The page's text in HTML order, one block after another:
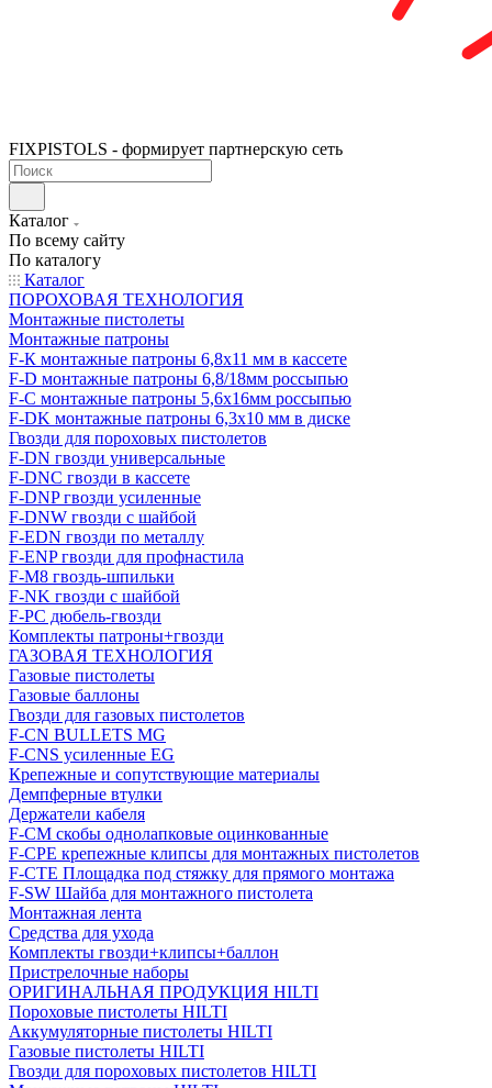
FIXPISTOLS - формирует партнерскую сеть
Каталог
По всему сайту
По каталогу
Каталог
ПОРОХОВАЯ ТЕХНОЛОГИЯ
Монтажные пистолеты
Монтажные патроны
F-К монтажные патроны 6,8х11 мм в кассете
F-D монтажные патроны 6,8/18мм россыпью
F-C монтажные патроны 5,6х16мм россыпью
F-DK монтажные патроны 6,3х10 мм в диске
Гвозди для пороховых пистолетов
F-DN гвозди универсальные
F-DNC гвозди в кассете
F-DNP гвозди усиленные
F-DNW гвозди с шайбой
F-EDN гвозди по металлу
F-ENP гвозди для профнастила
F-M8 гвоздь-шпильки
F-NK гвозди с шайбой
F-PC дюбель-гвозди
Комплекты патроны+гвозди
ГАЗОВАЯ ТЕХНОЛОГИЯ
Газовые пистолеты
Газовые баллоны
Гвозди для газовых пистолетов
F-CN BULLETS MG
F-CNS усиленные EG
Крепежные и сопутствующие материалы
Демпферные втулки
Держатели кабеля
F-CM скобы однолапковые оцинкованные
F-CPE крепежные клипсы для монтажных пистолетов
F-CTE Площадка под стяжку для прямого монтажа
F-SW Шайба для монтажного пистолета
Монтажная лента
Средства для ухода
Комплекты гвозди+клипсы+баллон
Пристрелочные наборы
ОРИГИНАЛЬНАЯ ПРОДУКЦИЯ HILTI
Пороховые пистолеты HILTI
Аккумуляторные пистолеты HILTI
Газовые пистолеты HILTI
Гвозди для пороховых пистолетов HILTI